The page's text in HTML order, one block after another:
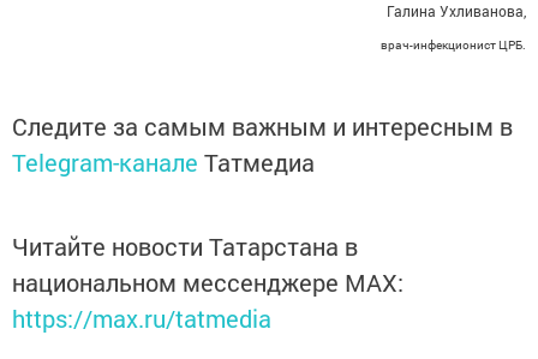
Галина Ухливанова,
врач-инфекционист ЦРБ.
Следите за самым важным и интересным в
Telegram-канале Татмедиа
Читайте новости Татарстана в
национальном мессенджере MАХ:
https://max.ru/tatmedia